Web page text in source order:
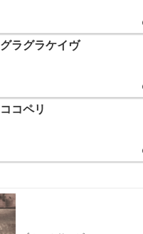
グラグラケイヴ
ココペリ